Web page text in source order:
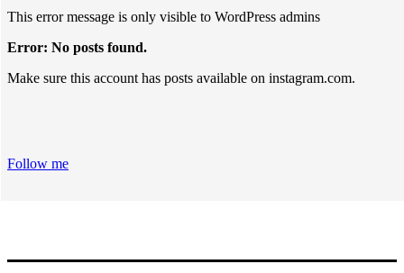
This error message is only visible to WordPress admins
Error: No posts found.
Make sure this account has posts available on instagram.com.
Follow me